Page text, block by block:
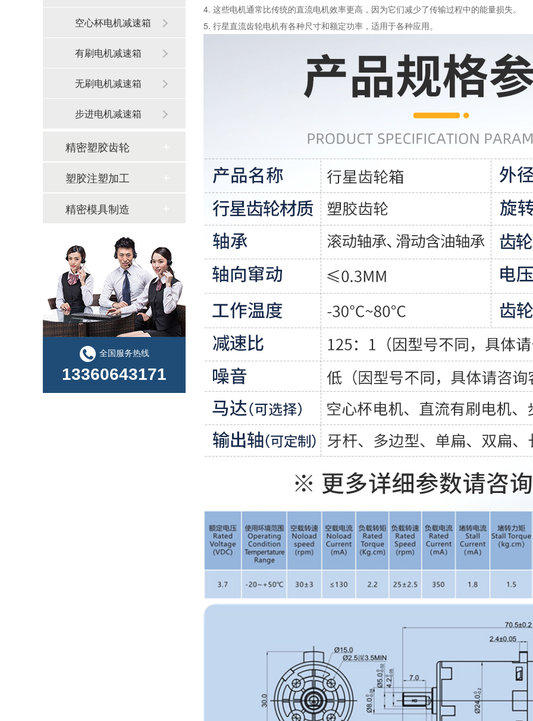
4. 这些电机通常比传统的直流电机效率更高，因为它们减少了传输过程中的能量损失。
5. 行星直流齿轮电机有各种尺寸和额定功率，适用于各种应用。
空心杯电机减速箱
有刷电机减速箱
无刷电机减速箱
步进电机减速箱
精密塑胶齿轮
塑胶注塑加工
精密模具制造
全国服务热线
13360643171